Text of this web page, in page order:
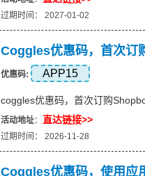
过期时间： 2027-01-02
Coggles优惠码，首次订
优惠码: APP15
coggles优惠码，首次订购
活动地址： 直达链接>>
过期时间： 2026-11-28
Coggles优惠码，使用应